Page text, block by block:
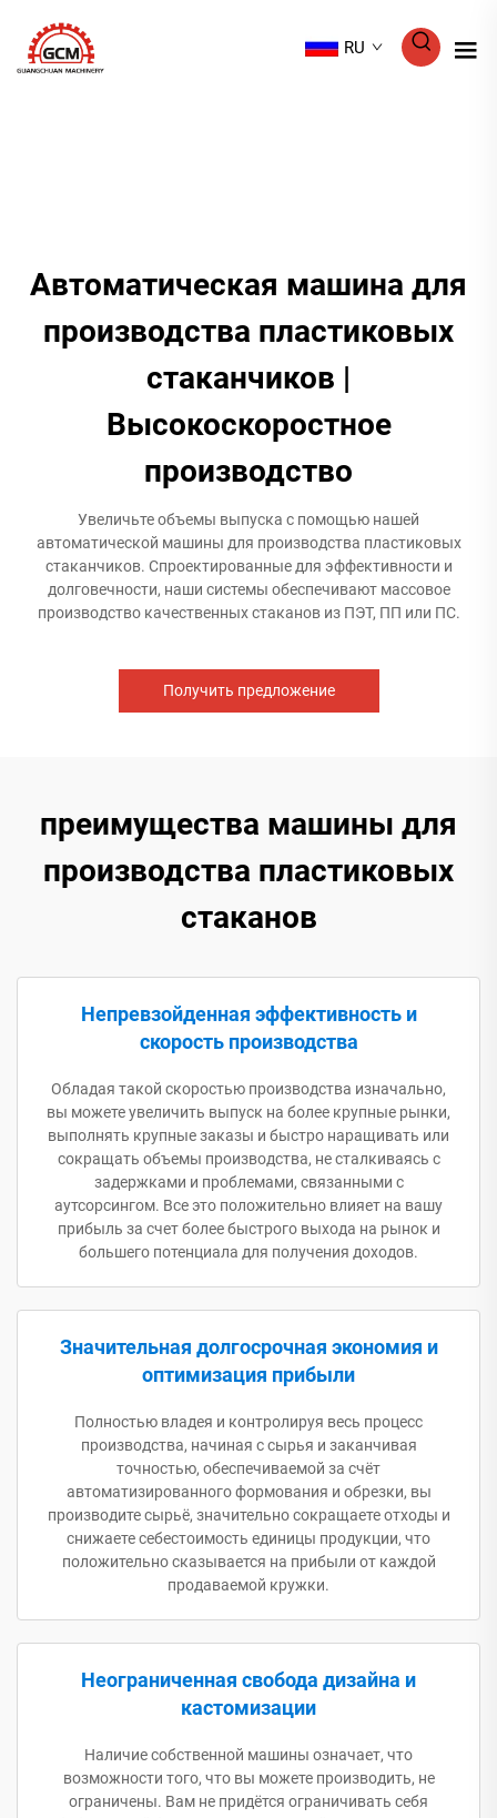
RU
Автоматическая машина для
производства пластиковых
стаканчиков |
Высокоскоростное
производство
Увеличьте объемы выпуска с помощью нашей
автоматической машины для производства пластиковых
стаканчиков. Спроектированные для эффективности и
долговечности, наши системы обеспечивают массовое
производство качественных стаканов из ПЭТ, ПП или ПС.
Получить предложение
преимущества машины для
производства пластиковых
стаканов
Непревзойденная эффективность и
скорость производства
Обладая такой скоростью производства изначально,
вы можете увеличить выпуск на более крупные рынки,
выполнять крупные заказы и быстро наращивать или
сокращать объемы производства, не сталкиваясь с
задержками и проблемами, связанными с
аутсорсингом. Все это положительно влияет на вашу
прибыль за счет более быстрого выхода на рынок и
большего потенциала для получения доходов.
Значительная долгосрочная экономия и
оптимизация прибыли
Полностью владея и контролируя весь процесс
производства, начиная с сырья и заканчивая
точностью, обеспечиваемой за счёт
автоматизированного формования и обрезки, вы
производите сырьё, значительно сокращаете отходы и
снижаете себестоимость единицы продукции, что
положительно сказывается на прибыли от каждой
продаваемой кружки.
Неограниченная свобода дизайна и
кастомизации
Наличие собственной машины означает, что
возможности того, что вы можете производить, не
ограничены. Вам не придётся ограничивать себя